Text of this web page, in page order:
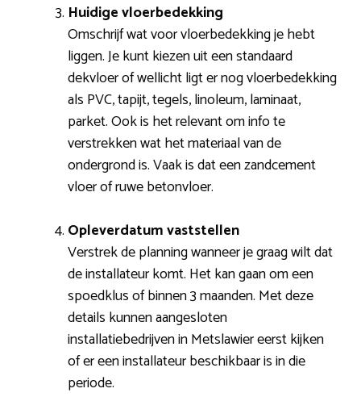
Huidige vloerbedekking
Omschrijf wat voor vloerbedekking je hebt
liggen. Je kunt kiezen uit een standaard
dekvloer of wellicht ligt er nog vloerbedekking
als PVC, tapijt, tegels, linoleum, laminaat,
parket. Ook is het relevant om info te
verstrekken wat het materiaal van de
ondergrond is. Vaak is dat een zandcement
vloer of ruwe betonvloer.
Opleverdatum vaststellen
Verstrek de planning wanneer je graag wilt dat
de installateur komt. Het kan gaan om een
spoedklus of binnen 3 maanden. Met deze
details kunnen aangesloten
installatiebedrijven in Metslawier eerst kijken
of er een installateur beschikbaar is in die
periode.